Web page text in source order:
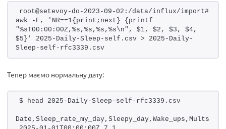
root@setevoy-do-2023-09-02:/data/influx/import#
awk -F, 'NR==1{print;next} {printf
"%sT00:00:00Z,%s,%s,%s,%s\n", $1, $2, $3, $4,
$5}' 2025-Daily-Sleep-self.csv > 2025-Daily-
Sleep-self-rfc3339.csv
Тепер маємо нормальну дату:
$ head 2025-Daily-Sleep-self-rfc3339.csv
Date,Sleep_rate_my_day,Sleepy_day,Wake_ups,Mults